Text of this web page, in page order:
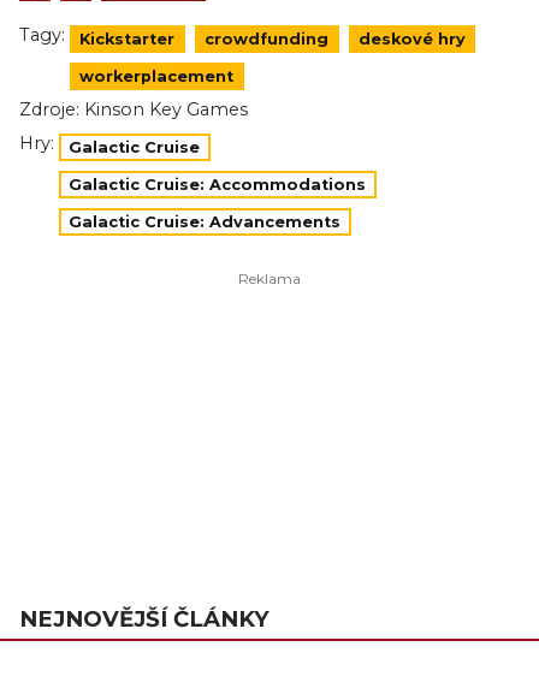
Tagy: Kickstarter crowdfunding deskové hry
workerplacement
Zdroje: Kinson Key Games
Hry:
Galactic Cruise
Galactic Cruise: Accommodations
Galactic Cruise: Advancements
NEJNOVĚJŠÍ ČLÁNKY